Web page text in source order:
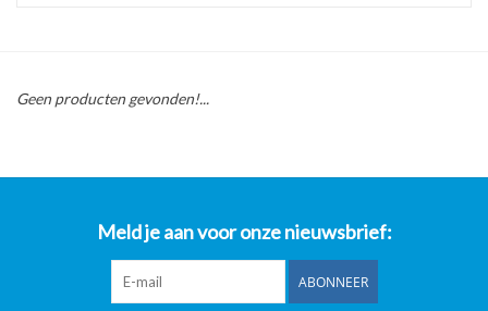
Over ons
Geen producten gevonden!...
Meld je aan voor onze nieuwsbrief:
ABONNEER